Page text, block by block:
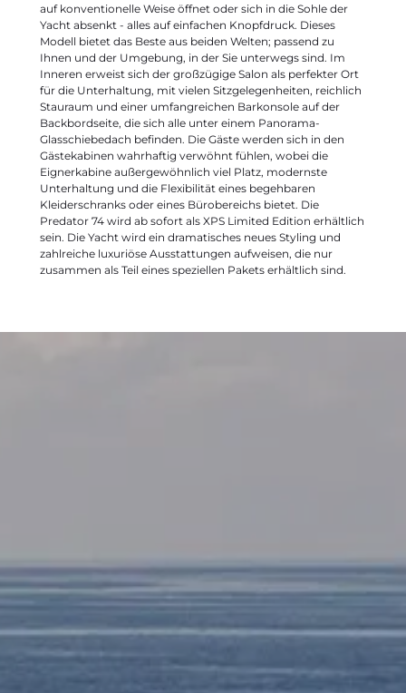
auf konventionelle Weise öffnet oder sich in die Sohle der
Yacht absenkt - alles auf einfachen Knopfdruck. Dieses
Modell bietet das Beste aus beiden Welten; passend zu
Ihnen und der Umgebung, in der Sie unterwegs sind. Im
Inneren erweist sich der großzügige Salon als perfekter Ort
für die Unterhaltung, mit vielen Sitzgelegenheiten, reichlich
Stauraum und einer umfangreichen Barkonsole auf der
Backbordseite, die sich alle unter einem Panorama-
Glasschiebedach befinden. Die Gäste werden sich in den
Gästekabinen wahrhaftig verwöhnt fühlen, wobei die
Eignerkabine außergewöhnlich viel Platz, modernste
Unterhaltung und die Flexibilität eines begehbaren
Kleiderschranks oder eines Bürobereichs bietet. Die
Predator 74 wird ab sofort als XPS Limited Edition erhältlich
sein. Die Yacht wird ein dramatisches neues Styling und
zahlreiche luxuriöse Ausstattungen aufweisen, die nur
zusammen als Teil eines speziellen Pakets erhältlich sind.